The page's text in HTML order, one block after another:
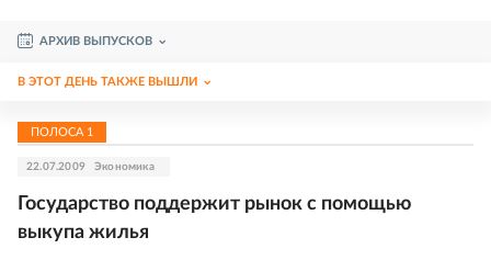
АРХИВ ВЫПУСКОВ
В ЭТОТ ДЕНЬ ТАКЖЕ ВЫШЛИ
ПОЛОСА 1
22.07.2009 Экономика
Государство поддержит рынок с помощью
выкупа жилья